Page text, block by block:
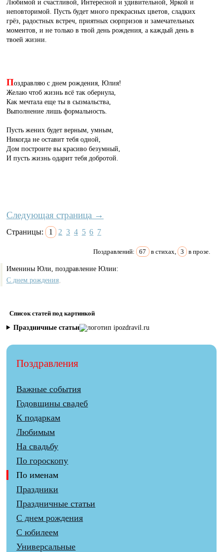
Любимой и счастливой, Интересной и удивительной, Яркой и
неповторимой. Пусть будет много прекрасных цветов, сладких
грёз, радостных встреч, приятных сюрпризов и замечательных
моментов, и не только в твой день рождения, а каждый день в
твоей жизни.
Поздравляю с днем рождения, Юлия!
Желаю чтоб жизнь всё так обернула,
Как мечтала еще ты в сызмальства,
Выполнение лишь формальность.
Пусть жених будет верным, умным,
Никогда не оставит тебя одной,
Дом построите вы красиво безумный,
И пусть жизнь одарит тебя добротой.
Следующая страница →
Страницы: 1 2 3 4 5 6 7
Поздравлений: 67 в стихах, 3 в прозе.
Именины Юли, поздравление Юлии:
С днем рождения
Список статей под картинкой
Праздничные статьи
Поздравления
Важные события
Годовщины свадеб
К подаркам
Любимым
На свадьбу
По гороскопу
По именам
Праздники
Праздничные статьи
С днем рождения
С юбилеем
Универсальные